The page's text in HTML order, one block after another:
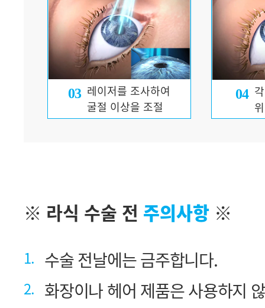
03 레이저를 조사하여
굴절 이상을 조절
04
※ 라식 수술 전 주의사항 ※
1. 수술 전날에는 금주합니다.
2. 화장이나 헤어 제품은 사용하지